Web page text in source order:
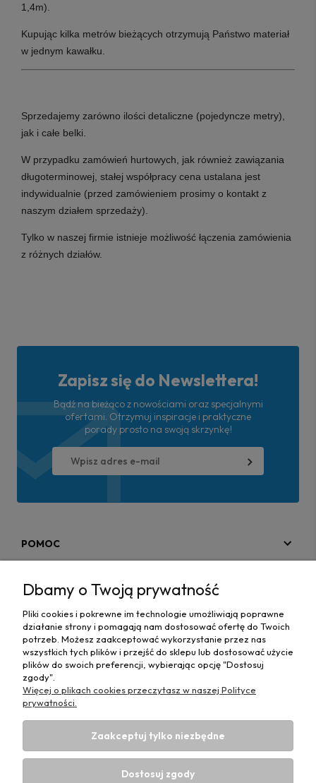
1,4m).
Kupując kilka metrów bieżących otrzymują Państwo materiał
w jednym kawałku.
Sprzedajemy zarówno ilości detaliczne (pojedyncze metry),
jak i całe belki.
W przypadku zamówień hurtowych, jak również zawiązania
długoterminowej, stałej współpracy cena ustalana jest
indywidualnie (przed zamówieniem prosimy o kontakt z
naszym działem sprzedaży).
Tylko w naszej firmie istnieje możliwość łączenia zamówienia
z różnych działów.
Zapisz się do Newslettera!
Bądź na bieżąco z nowościami oraz specjalnymi
ofertami. Otrzymuj inspiracje i praktyczne
porady prosto na swoją skrzynkę!
POMOC
MAPA STRONY
INFORMACJE
Hurtownia materiałów tapicerskich Adrian| ul. Chorzowska
50e, 44-100 Gliwice, woj. śląskie | E-mail:
Dbamy o Twoją prywatność
Pliki cookies i pokrewne im technologie umożliwiają poprawne
działanie strony i pomagają nam dostosować ofertę do Twoich
potrzeb. Możesz zaakceptować wykorzystanie przez nas
wszystkich tych plików i przejść do sklepu lub dostosować użycie
plików do swoich preferencji, wybierając opcję "Dostosuj
zgody".
Więcej o plikach cookies przeczytasz w naszej Polityce
prywatności.
Zaakceptuj tylko niezbędne
Dostosuj zgody